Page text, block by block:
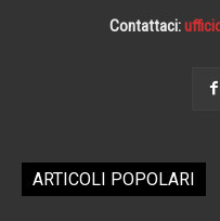
Contattaci:
ARTICOLI POPOLARI